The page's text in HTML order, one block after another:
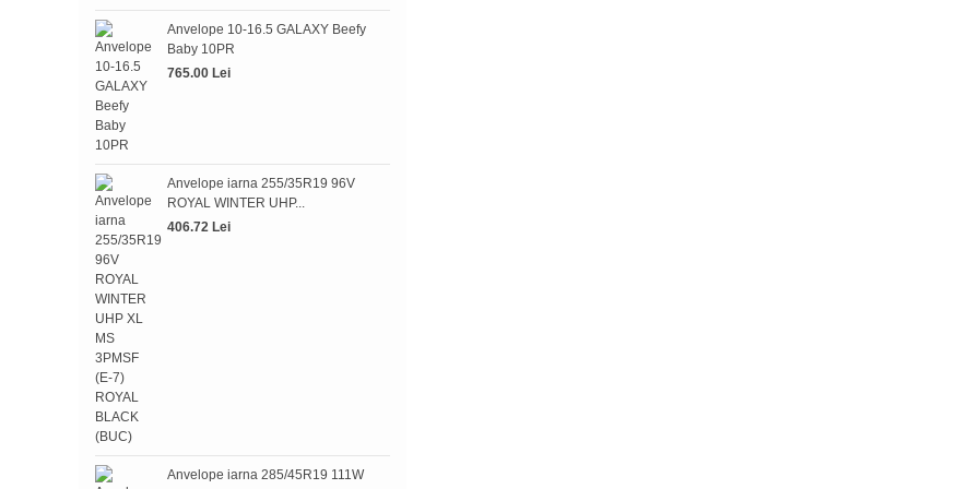
Anvelope 10-16.5 GALAXY Beefy
Baby 10PR
765.00 Lei
Anvelope iarna 255/35R19 96V
ROYAL WINTER UHP...
406.72 Lei
Anvelope iarna 285/45R19 111W